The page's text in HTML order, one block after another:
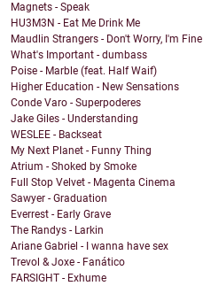
Magnets - Speak
HU3M3N - Eat Me Drink Me
Maudlin Strangers - Don't Worry, I'm Fine
What's Important - dumbass
Poise - Marble (feat. Half Waif)
Higher Education - New Sensations
Conde Varo - Superpoderes
Jake Giles - Understanding
WESLEE - Backseat
My Next Planet - Funny Thing
Atrium - Shoked by Smoke
Full Stop Velvet - Magenta Cinema
Sawyer - Graduation
Everrest - Early Grave
The Randys - Larkin
Ariane Gabriel - I wanna have sex
Trevol & Joxe - Fanático
FARSIGHT - Exhume